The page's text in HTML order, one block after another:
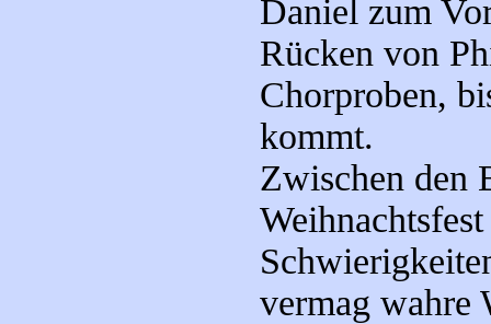
Daniel zum
Rücken von
Chorproben,
kommt.
Zwischen den
vermag wahre